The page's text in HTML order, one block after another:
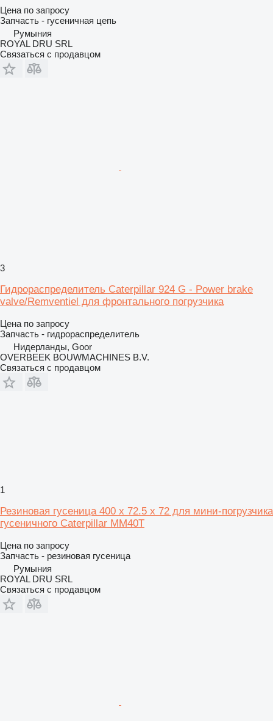
Цена по запросу
Запчасть - гусеничная цепь
Румыния
ROYAL DRU SRL
Связаться с продавцом
3
Гидрораспределитель Caterpillar 924 G - Power brake
valve/Remventiel для фронтального погрузчика
Цена по запросу
Запчасть - гидрораспределитель
Нидерланды, Goor
OVERBEEK BOUWMACHINES B.V.
Связаться с продавцом
1
Резиновая гусеница 400 x 72.5 x 72 для мини-погрузчика
гусеничного Caterpillar MM40T
Цена по запросу
Запчасть - резиновая гусеница
Румыния
ROYAL DRU SRL
Связаться с продавцом